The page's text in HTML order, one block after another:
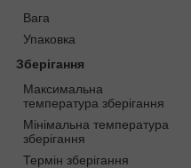
Вага
Упаковка
Зберігання
Максимальна
температура зберігання
Мінімальна температура
зберігання
Термін зберігання